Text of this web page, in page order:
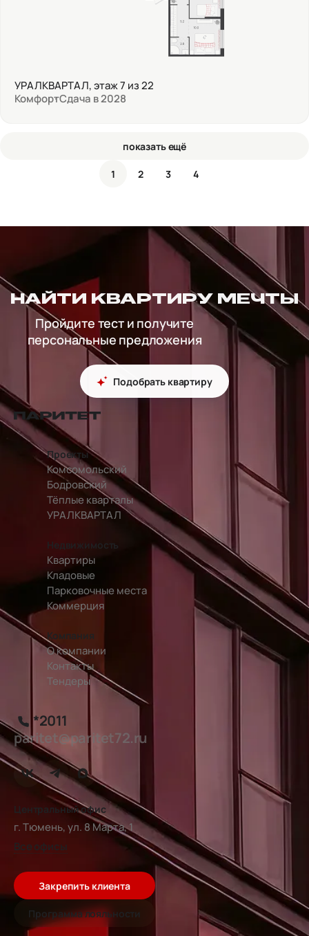
УРАЛКВАРТАЛ, этаж 7 из 22
КомфортСдача в 2028
показать ещё
1 2 3 4
НАЙТИ КВАРТИРУ МЕЧТЫ
Пройдите тест и получите
персональные предложения
Подобрать квартиру
перейти на главную страницу
Проекты
Комсомольский
Бодровский
Тёплые кварталы
УРАЛКВАРТАЛ
Недвижимость
Квартиры
Кладовые
Парковочные места
Коммерция
Компания
О компании
Контакты
Тендеры
*2011
paritet@paritet72.ru
Центральный офис
г. Тюмень, ул. 8 Марта, 1
Все офисы
Закрепить клиента
Программа лояльности